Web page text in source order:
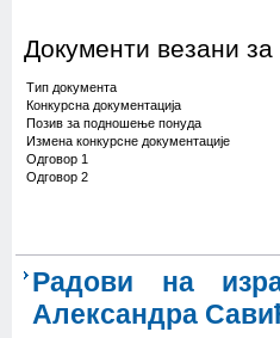
Документи везани за
Тип документа
Конкурсна документација
Позив за подношење понуда
Измена конкурсне документације
Одговор 1
Одговор 2
Радови на
Александра